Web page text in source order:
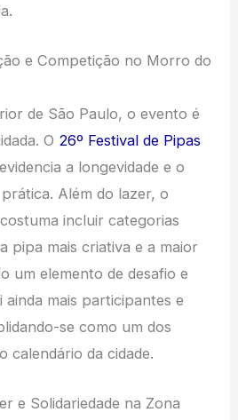
e Competição no Morro do
de São Paulo, o evento é
O 26º Festival de Pipas
evidencia a longevidade e o
Além do lazer, o
incluir categorias
pipa mais criativa e a maior
um elemento de desafio e
mais participantes e
se como um dos
calendário da cidade.
e Solidariedade na Zona